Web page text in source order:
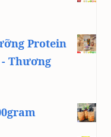
Protein
Thương